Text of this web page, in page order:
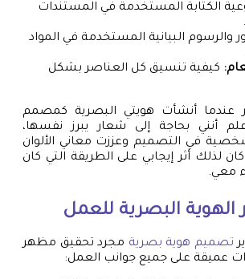
الكتابة المستخدمة في المستندات
والرسوم البيانية المستخدمة في المواد
كيفية تنسيق كل العناصر بشكل
عندما أنشأت هويتي البصرية كمصمم
أنني بحاجة إلى شعار يبرز نفسها،
في التصميم وعززت معاني الألوان
لذلك أثر إيجابي على الطريقة التي كان
معي.
الهوية البصرية للعمل
تصميم هوية بصرية مجرد تحقيق مظهر
عميقة على جميع جوانب العمل: